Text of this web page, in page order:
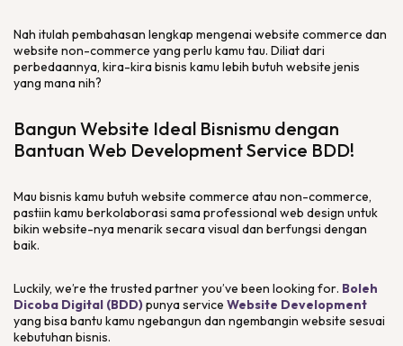
Nah itulah pembahasan lengkap mengenai website commerce dan
website non-commerce yang perlu kamu tau. Diliat dari
perbedaannya, kira-kira bisnis kamu lebih butuh website jenis
yang mana nih?
Bangun Website Ideal Bisnismu dengan
Bantuan Web Development Service BDD!
Mau bisnis kamu butuh website commerce atau non-commerce,
pastiin kamu berkolaborasi samaprofessional web design untuk
bikin website-nya menarik secara visual dan berfungsi dengan
baik.
Luckily, we’re the trusted partner you’ve been looking for. Boleh
Dicoba Digital (BDD)punyaservice Website Development
yang bisa bantu kamu ngebangun dan ngembangin website sesuai
kebutuhan bisnis.